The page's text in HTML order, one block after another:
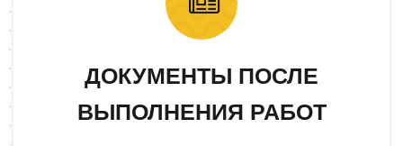
ДОКУМЕНТЫ ПОСЛЕ
ВЫПОЛНЕНИЯ РАБОТ